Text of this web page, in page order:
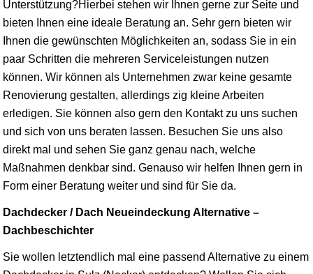
Unterstützung?Hierbei stehen wir Ihnen gerne zur Seite und
bieten Ihnen eine ideale Beratung an. Sehr gern bieten wir
Ihnen die gewünschten Möglichkeiten an, sodass Sie in ein
paar Schritten die mehreren Serviceleistungen nutzen
können. Wir können als Unternehmen zwar keine gesamte
Renovierung gestalten, allerdings zig kleine Arbeiten
erledigen. Sie können also gern den Kontakt zu uns suchen
und sich von uns beraten lassen. Besuchen Sie uns also
direkt mal und sehen Sie ganz genau nach, welche
Maßnahmen denkbar sind. Genauso wir helfen Ihnen gern in
Form einer Beratung weiter und sind für Sie da.
Dachdecker / Dach Neueindeckung Alternative –
Dachbeschichter
Sie wollen letztendlich mal eine passend Alternative zu einem